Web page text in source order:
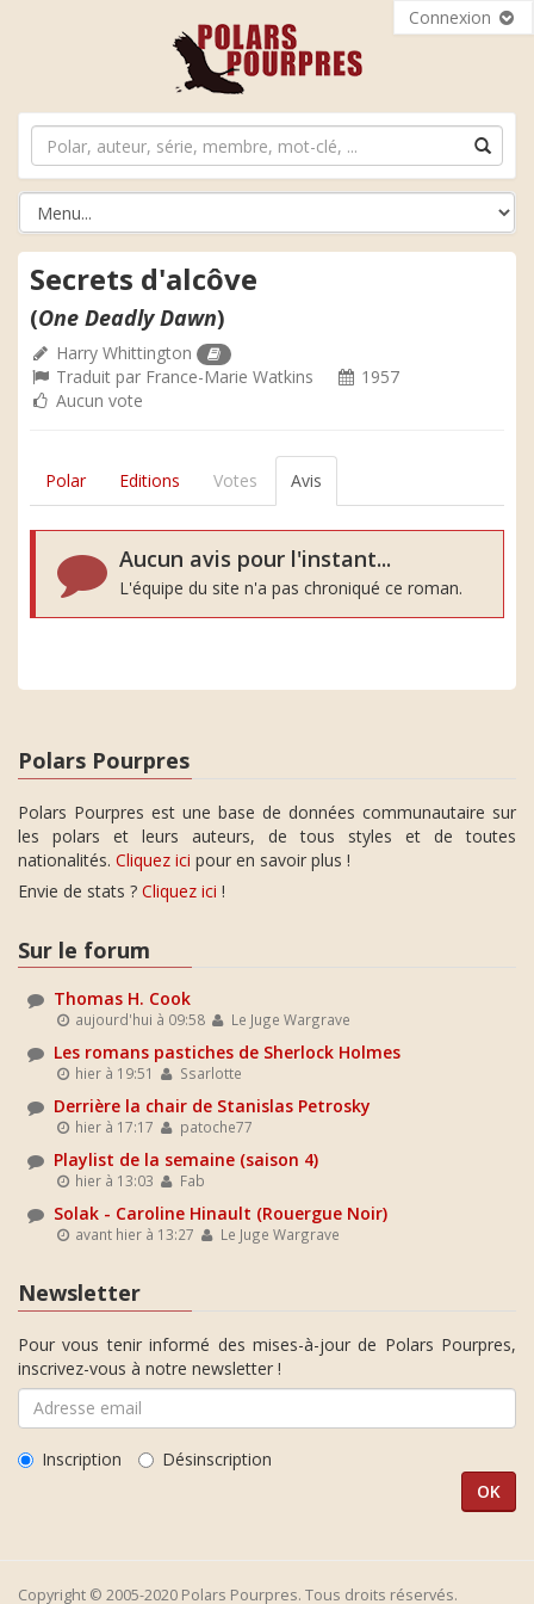
Connexion
Secrets d'alcôve
(One Deadly Dawn)
Harry Whittington
Traduit par France-Marie Watkins
1957
Aucun vote
Polar Editions Votes Avis
Aucun avis pour l'instant...
L'équipe du site n'a pas chroniqué ce roman.
Polars Pourpres
Polars Pourpres est une base de données communautaire sur
les polars et leurs auteurs, de tous styles et de toutes
nationalités. Cliquez ici pour en savoir plus !
Envie de stats ? Cliquez ici !
Sur le forum
Thomas H. Cook
aujourd'hui à 09:58 Le Juge Wargrave
Les romans pastiches de Sherlock Holmes
hier à 19:51 Ssarlotte
Derrière la chair de Stanislas Petrosky
hier à 17:17 patoche77
Playlist de la semaine (saison 4)
hier à 13:03 Fab
Solak - Caroline Hinault (Rouergue Noir)
avant hier à 13:27 Le Juge Wargrave
Newsletter
Pour vous tenir informé des mises-à-jour de Polars Pourpres,
inscrivez-vous à notre newsletter !
Inscription Désinscription
Copyright © 2005-2020 Polars Pourpres. Tous droits réservés.